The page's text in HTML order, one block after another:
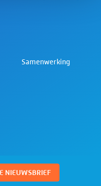
Samenwerking
NIEUWSBRIEF